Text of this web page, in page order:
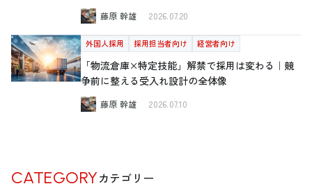
藤原 幹雄 2026.07.20
外国人採用 採用担当者向け 経営者向け
「物流倉庫×特定技能」解禁で採用は変わる｜競
争前に整える受入れ設計の全体像
藤原 幹雄 2026.07.10
CATEGORYカテゴリー